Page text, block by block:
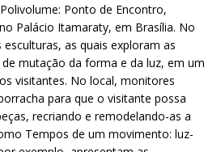
Ponto de Encontro,
Palácio Itamaraty, em Brasília. No
as quais exploram as
mutação da forma e da luz, em um
visitantes. No local, monitores
para que o visitante possa
recriando e remodelando-as a
Tempos de um movimento: luz-